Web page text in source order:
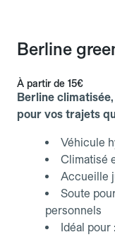
Berline
À partir de 15€
Berline
pour vos trajets
Véhicule
Climatisé
Accueille
Soute
personnels
Idéal